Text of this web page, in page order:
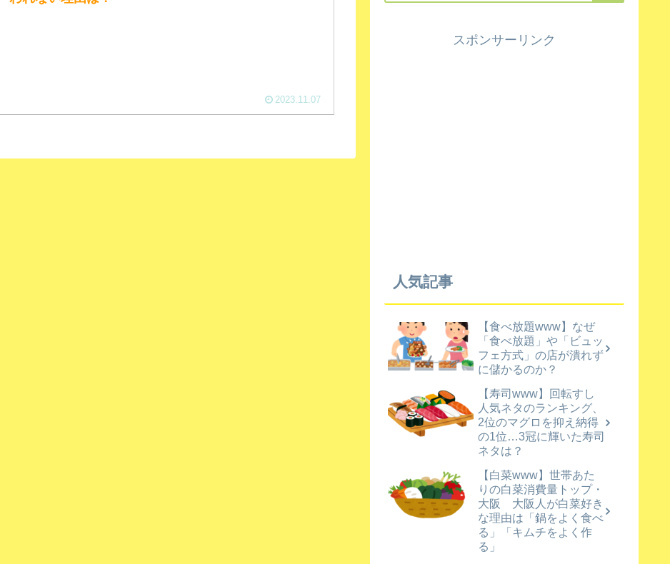
2023.11.07
スポンサーリンク
人気記事
【食べ放題www】なぜ
「食べ放題」や「ビュッ
フェ方式」の店が潰れず
に儲かるのか？
【寿司www】回転すし
人気ネタのランキング、
2位のマグロを抑え納得
の1位…3冠に輝いた寿司
ネタは？
【白菜www】世帯あた
りの白菜消費量トップ・
大阪 大阪人が白菜好き
な理由は「鍋をよく食べ
る」「キムチをよく作
る」